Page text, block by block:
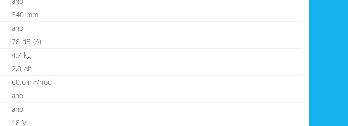
340 mm
ano
78 dB (A)
4,7 kg
2,0 Ah
60,6 m³/hod
ano
ano
18 V